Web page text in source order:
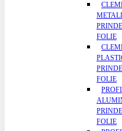
FOLIE
FOLIE
FOLIE